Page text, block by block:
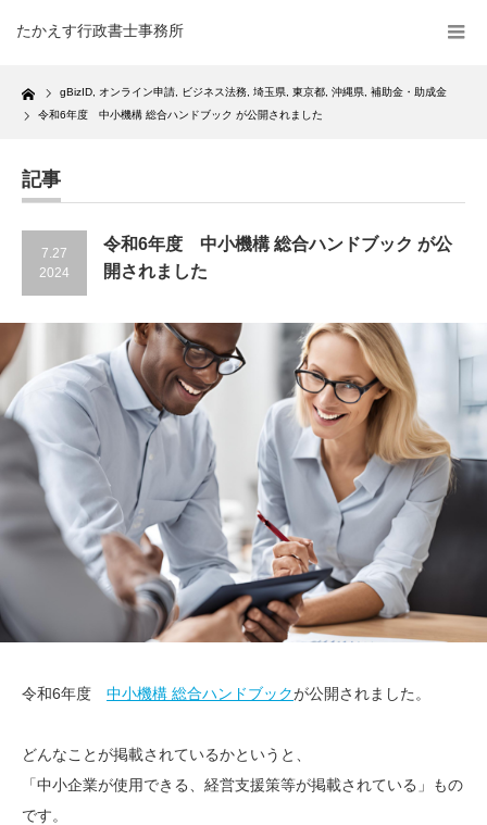
たかえす行政書士事務所
Home gBizID オンライン申請 ビジネス法務 埼玉県 東京都 沖縄県 補助金・助成金
令和6年度 中小機構 総合ハンドブック が公開されました
記事
7.27
2024
令和6年度 中小機構 総合ハンドブック が公
開されました
令和6年度 中小機構 総合ハンドブックが公開されました。
どんなことが掲載されているかというと、
「中小企業が使用できる、経営支援策等が掲載されている」もの
です。